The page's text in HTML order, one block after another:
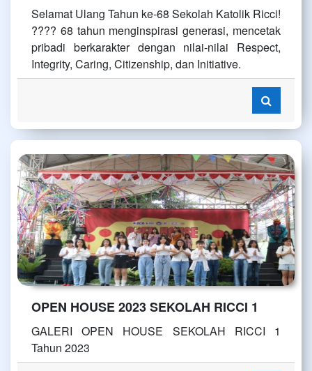
Selamat Ulang Tahun ke-68 Sekolah Katolik Ricci!
???? 68 tahun menginspirasi generasi, mencetak
pribadi berkarakter dengan nilai-nilai Respect,
Integrity, Caring, Citizenship, dan Initiative.
OPEN HOUSE 2023 SEKOLAH RICCI 1
GALERI OPEN HOUSE SEKOLAH RICCI 1
Tahun 2023